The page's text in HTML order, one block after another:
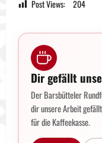
Post Views: 204
Dir gefällt
Der Barsbütteler
dir unsere Arbeit
für die Kaffeekasse.